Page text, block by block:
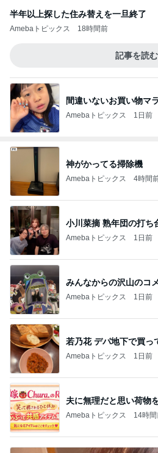
半年以上探した住み替えを一旦終了
Amebaトピックス 18時間前
記事を読む
間違いないお買い物マ
Amebaトピックス 1日前
神がかってる掃除機
Amebaトピックス 4時間
小川菜摘 熟年団の打ち
Amebaトピックス 1日前
みんなからの沢山のコ
Amebaトピックス 1日前
若乃花 デパ地下で買っ
Amebaトピックス 1日前
夫に無理だと思い荷物
Amebaトピックス 14時